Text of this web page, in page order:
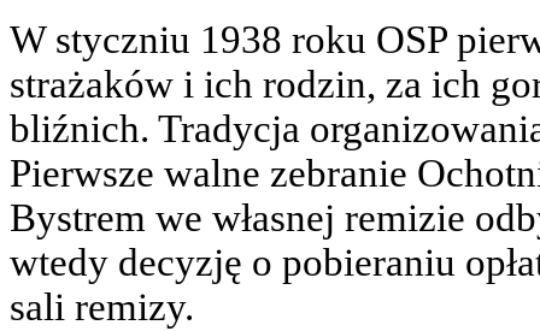
W styczniu 1938 roku OSP
strażaków i ich rodzin, za ich
bliźnich. Tradycja
Pierwsze walne zebranie
Bystrem we własnej remizie
wtedy decyzję o pobieraniu
sali remizy.